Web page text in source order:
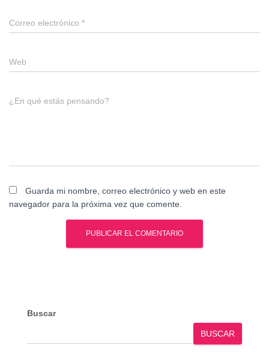
Correo electrónico *
Web
¿En qué estás pensando?
Guarda mi nombre, correo electrónico y web en este
navegador para la próxima vez que comente.
Buscar
BUSCAR